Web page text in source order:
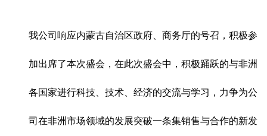
我公司响应内蒙古自治区政府、商务厅的号召，积极参
加出席了本次盛会，在此次盛会中，积极踊跃的与非洲
各国家进行科技、技术、经济的交流与学习，力争为公
司在非洲市场领域的发展突破一条集销售与合作的新发